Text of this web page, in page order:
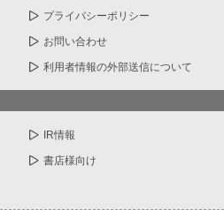
プライバシーポリシー
お問い合わせ
利用者情報の外部送信について
IR情報
書店様向け